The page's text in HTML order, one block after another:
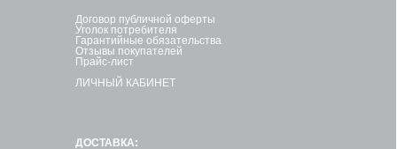
Договор публичной оферты
Уголок потребителя
Гарантийные обязательства
Отзывы покупателей
Прайс-лист
ЛИЧНЫЙ КАБИНЕТ
ДОСТАВКА: